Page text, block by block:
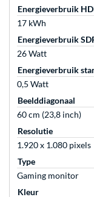
Energieverbruik
17 kWh
Energieverbruik
26 Watt
Energieverbruik
0,5 Watt
Beelddiagonaal
60 cm (23,8 inch)
Resolutie
1.920 x 1.080 pixels
Type
Gaming monitor
Kleur